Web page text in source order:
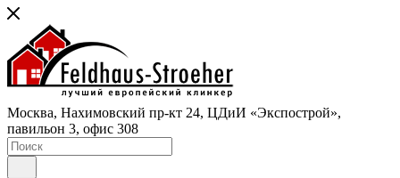
Москва, Нахимовский пр-кт 24, ЦДиИ «Экспострой»,
павильон 3, офис 308